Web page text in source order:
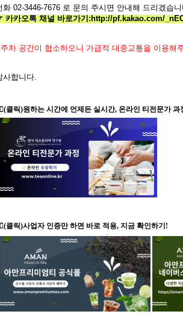
화 02-3446-7676 로 문의 주시면 안내해 드리겠습
카카오톡 채널 바로가기 : http://pf.kakao.com/
주차 공간이 협소하오니 가급적 대중교통을 이용해
사합니다.
(클릭)원하는 시간에 언제든 실시간, 온라인 티전문가 과
클릭)사업자 인증만 하면 바로 적용, 지금 확인하기!